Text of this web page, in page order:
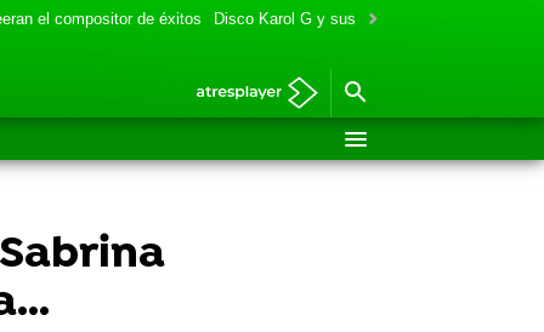
el compositor de éxitos Disco Karol G y sus colaboraciones